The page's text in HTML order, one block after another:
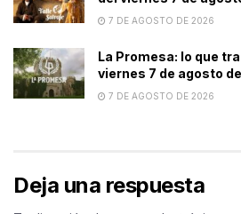
7 DE AGOSTO DE 2026
La Promesa: lo que
viernes 7 de agosto
7 DE AGOSTO DE 2026
Deja una respuesta